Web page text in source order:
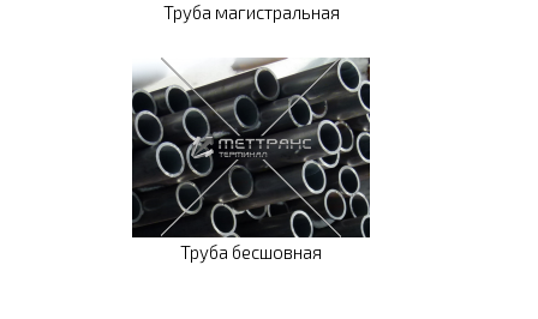
Труба магистральная
Труба бесшовная